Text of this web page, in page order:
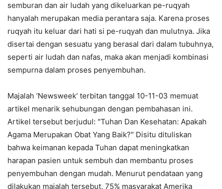
semburan dan air ludah yang dikeluarkan pe-ruqyah
hanyalah merupakan media perantara saja. Karena proses
ruqyah itu keluar dari hati si pe-ruqyah dan mulutnya. Jika
disertai dengan sesuatu yang berasal dari dalam tubuhnya,
seperti air ludah dan nafas, maka akan menjadi kombinasi
sempurna dalam proses penyembuhan.
Majalah ‘Newsweek’ terbitan tanggal 10-11-03 memuat
artikel menarik sehubungan dengan pembahasan ini.
Artikel tersebut berjudul: "Tuhan Dan Kesehatan: Apakah
Agama Merupakan Obat Yang Baik?" Disitu dituliskan
bahwa keimanan kepada Tuhan dapat meningkatkan
harapan pasien untuk sembuh dan membantu proses
penyembuhan dengan mudah. Menurut pendataan yang
dilakukan majalah tersebut, 75% masyarakat Amerika